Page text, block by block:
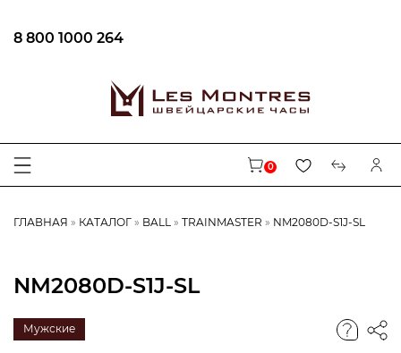
8 800 1000 264
0
ГЛАВНАЯ КАТАЛОГ BALL TRAINMASTER NM2080D-S1J-SL
NM2080D-S1J-SL
Мужские